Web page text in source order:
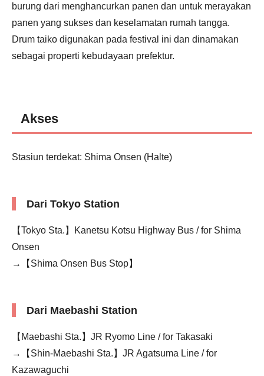
burung dari menghancurkan panen dan untuk merayakan
panen yang sukses dan keselamatan rumah tangga.
Drum taiko digunakan pada festival ini dan dinamakan
sebagai properti kebudayaan prefektur.
Akses
Stasiun terdekat: Shima Onsen (Halte)
Dari Tokyo Station
【Tokyo Sta.】Kanetsu Kotsu Highway Bus / for Shima
Onsen
→【Shima Onsen Bus Stop】
Dari Maebashi Station
【Maebashi Sta.】JR Ryomo Line / for Takasaki
→【Shin-Maebashi Sta.】JR Agatsuma Line / for
Kazawaguchi